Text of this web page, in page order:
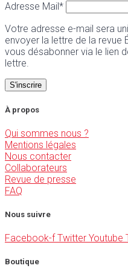
Adresse Mail*
Votre adresse e-mail sera
envoyer la lettre de la revue
vous désabonner via le lien
lettre.
À propos
Qui sommes nous ?
Mentions légales
Nous contacter
Collaborateurs
Revue de presse
FAQ
Nous suivre
Facebook-f Twitter Youtube
Boutique